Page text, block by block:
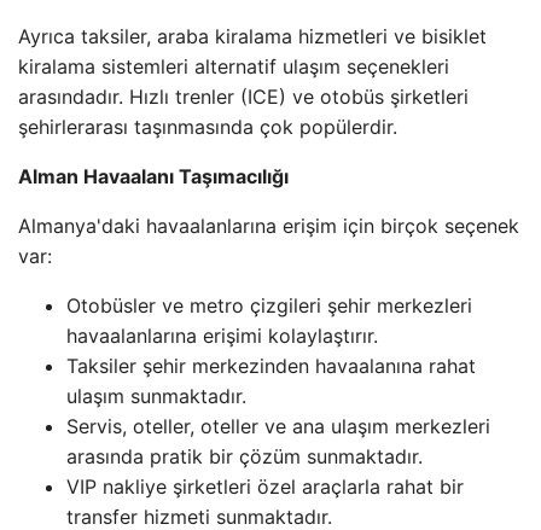
Ayrıca taksiler, araba kiralama hizmetleri ve bisiklet
kiralama sistemleri alternatif ulaşım seçenekleri
arasındadır. Hızlı trenler (ICE) ve otobüs şirketleri
şehirlerarası taşınmasında çok popülerdir.
Alman Havaalanı Taşımacılığı
Almanya'daki havaalanlarına erişim için birçok seçenek
var:
Otobüsler ve metro çizgileri şehir merkezleri
havaalanlarına erişimi kolaylaştırır.
Taksiler şehir merkezinden havaalanına rahat
ulaşım sunmaktadır.
Servis, oteller, oteller ve ana ulaşım merkezleri
arasında pratik bir çözüm sunmaktadır.
VIP nakliye şirketleri özel araçlarla rahat bir
transfer hizmeti sunmaktadır.